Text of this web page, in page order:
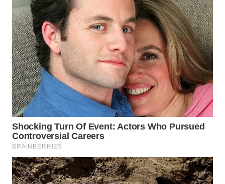
WAHANA
PERSONA
WAHANA
OTOMOTIF
WAHANA
HEALTH
WAHANA
DESA
LAPAK